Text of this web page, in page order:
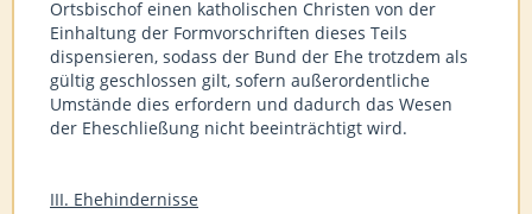
Ortsbischof einen katholischen Christen von der
Einhaltung der Formvorschriften dieses Teils
dispensieren, sodass der Bund der Ehe trotzdem als
gültig geschlossen gilt, sofern außerordentliche
Umstände dies erfordern und dadurch das Wesen
der Eheschließung nicht beeinträchtigt wird.
III. Ehehindernisse